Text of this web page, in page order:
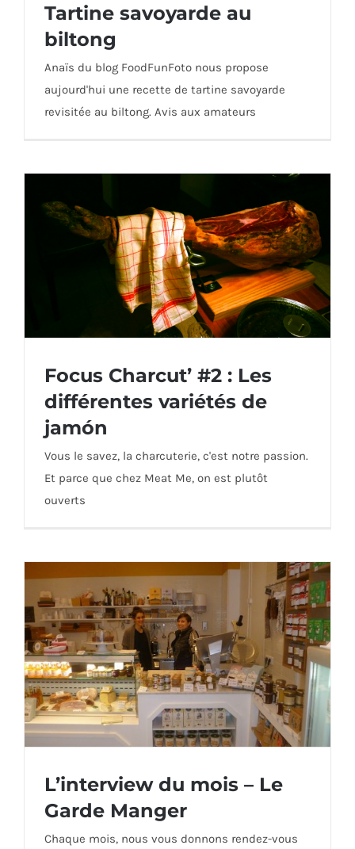
Tartine savoyarde au biltong
Tartine savoyarde au
biltong
Anaïs du blog FoodFunFoto nous propose
aujourd'hui une recette de tartine savoyarde
revisitée au biltong. Avis aux amateurs
Focus Charcut’ #2 : Les différentes
variétés de jamón
Focus Charcut’ #2 : Les
différentes variétés de
jamón
Vous le savez, la charcuterie, c'est notre passion.
Et parce que chez Meat Me, on est plutôt
ouverts
L’interview du mois – Le
Garde Manger
Chaque mois, nous vous donnons rendez-vous